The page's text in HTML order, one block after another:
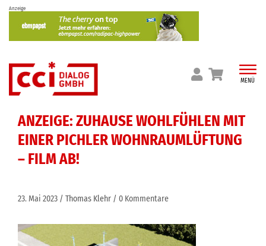
Skip
content
Anzeige
MENÜ
ANZEIGE: ZUHAUSE WOHLFÜHLEN MIT
EINER PICHLER WOHNRAUMLÜFTUNG
– FILM AB!
23. Mai 2023 Thomas Klehr 0 Kommentare